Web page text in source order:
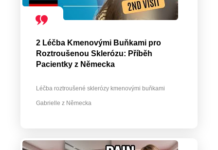
2 Léčba Kmenovými Buňkami pro
Roztroušenou Sklerózu: Příběh
Pacientky z Německa
Léčba roztroušené sklerózy kmenovými buňkami
Gabrielle z Německa